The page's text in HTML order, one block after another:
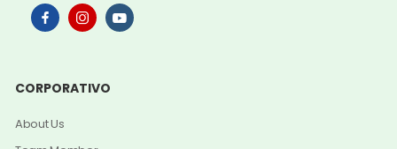
CORPORATIVO
About Us